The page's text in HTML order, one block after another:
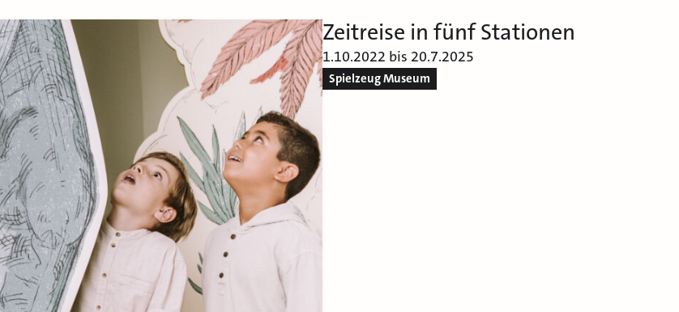
Zeitreise in fünf Stationen
1.10.2022 bis 20.7.2025
Spielzeug Museum